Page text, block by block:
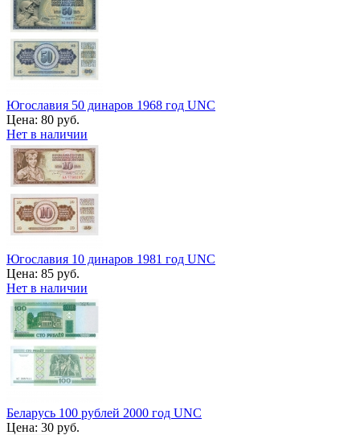
Югославия 50 динаров 1968 год UNC
Цена: 80 руб.
Нет в наличии
Югославия 10 динаров 1981 год UNC
Цена: 85 руб.
Нет в наличии
Беларусь 100 рублей 2000 год UNC
Цена: 30 руб.